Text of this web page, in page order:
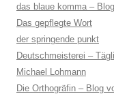
das blaue komma –
Das gepflegte Wort
der springende punkt
Deutschmeisterei –
Michael Lohmann
Die Orthogräfin – Blog